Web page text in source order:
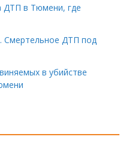
в Тюмени, где
Смертельное ДТП под
в убийстве